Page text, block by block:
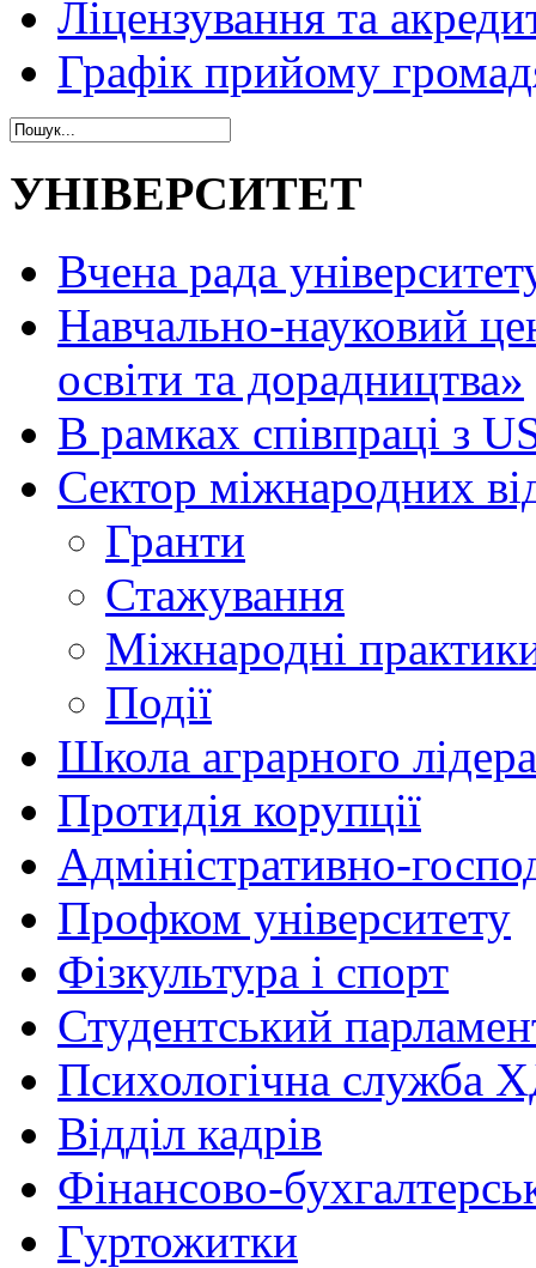
Ліцензування та
Графік прийому
УНІВЕРСИТЕТ
Вчена рада
Навчально-науковий
освіти та дорадництва»
В рамках співпраці з
Сектор міжнародних
Гранти
Стажування
Міжнародні
Події
Школа аграрного лідера
Протидія корупції
Адміністративно-
Профком університету
Фізкультура і спорт
Студентський
Психологічна служба
Відділ кадрів
Фінансово-
Гуртожитки